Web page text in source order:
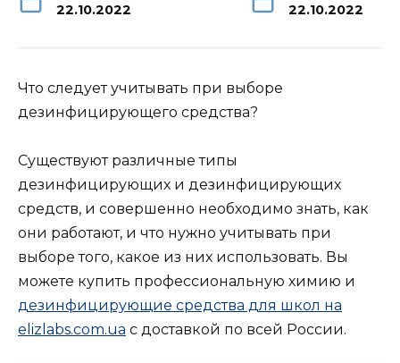
22.10.2022 22.10.2022
Что следует учитывать при выборе
дезинфицирующего средства?
Существуют различные типы
дезинфицирующих и дезинфицирующих
средств, и совершенно необходимо знать, как
они работают, и что нужно учитывать при
выборе того, какое из них использовать. Вы
можете купить профессиональную химию и
дезинфицирующие средства для школ на
elizlabs.com.ua с доставкой по всей России.